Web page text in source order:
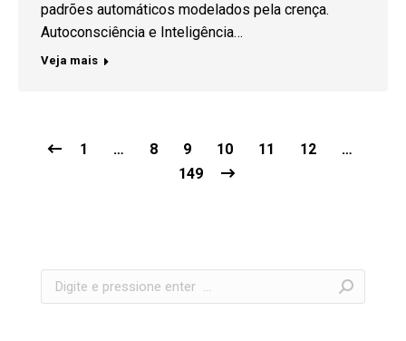
padrões automáticos modelados pela crença.
Autoconsciência e Inteligência…
Veja mais
1 … 8 9 10 11 12
…
149
Search: